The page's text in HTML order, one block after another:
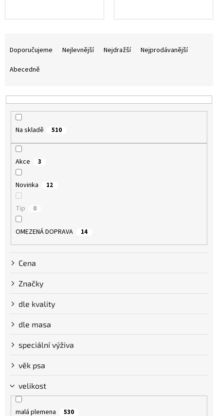
p
Doporučujeme Nejlevnější Nejdražší
Nejprodávanější
Abecedně
Na skladě 510
Akce 3
Novinka 12
Tip 0
OMEZENÁ DOPRAVA 14
Cena
Značky
dle kvality
dle masa
speciální výživa
věk psa
velikost
malá plemena 530